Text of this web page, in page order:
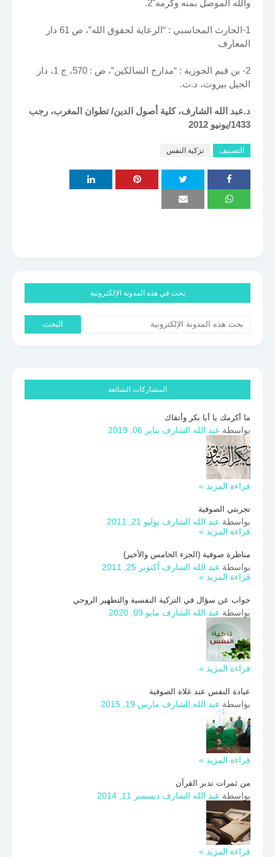
والله الموصل بمنه وكرمه"2.
1-الحارث المحاسبي : “الرعاية لحقوق الله”، ص 61 دار
المعارف
2- بن قيم الجوزية : “مدارج السالكين”، ص : 570، ج 1، دار
الجيل بيروت، د.ت.
د.عبد الله الشارف، كلية أصول الدين/ تطوان المغرب، رجب
1433/يونيو 2012
التصنيف تزكية النفس
بحث في هذه المدونة الإلكترونية
المشاركات الشائعة
ما أكرمك يا أبا بكر وأتقاك
بواسطة عبد الله الشارف يناير 06, 2019
قراءة المزيد »
تجربتي الصوفية
بواسطة عبد الله الشارف يوليو 21, 2011
قراءة المزيد »
مناظرة صوفية (الجزء الخامس والأخير)
بواسطة عبد الله الشارف أكتوبر 25, 2011
قراءة المزيد »
جواب عن سؤال في التزكية النفسية والتطهير الروحي
بواسطة عبد الله الشارف مايو 09, 2020
قراءة المزيد »
عبادة النفس عند غلاة الصوفية
بواسطة عبد الله الشارف مارس 19, 2015
قراءة المزيد »
من ثمرات تدبر القرآن
بواسطة عبد الله الشارف ديسمبر 11, 2014
قراءة المزيد »